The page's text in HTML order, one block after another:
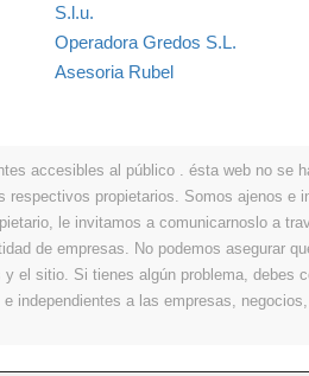
S.l.u.
Operadora Gredos S.L.
Asesoria Rubel
accesibles al público . ésta web no se
propietarios. Somos ajenos e
le invitamos a comunicarnoslo a
de empresas. No podemos asegurar
sitio. Si tienes algún problema, debes
a las empresas,